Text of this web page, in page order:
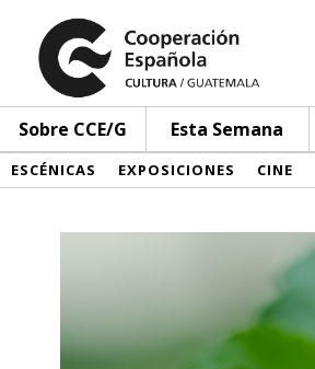
Sobre CCE/G Esta Semana
ESCÉNICAS EXPOSICIONES CINE